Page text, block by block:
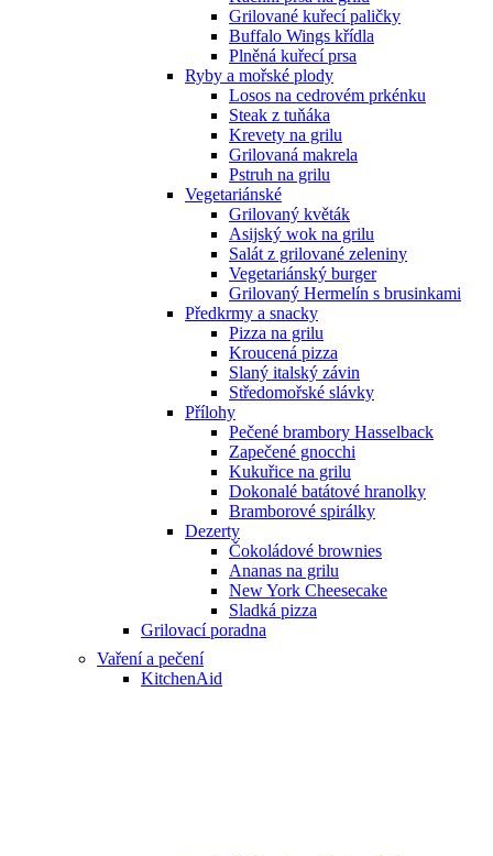
Grilované kuřecí paličky
Buffalo Wings křídla
Plněná kuřecí prsa
Ryby a mořské plody
Losos na cedrovém prkénku
Steak z tuňáka
Krevety na grilu
Grilovaná makrela
Pstruh na grilu
Vegetariánské
Grilovaný květák
Asijský wok na grilu
Salát z grilované zeleniny
Vegetariánský burger
Grilovaný Hermelín s brusinkami
Předkrmy a snacky
Pizza na grilu
Kroucená pizza
Slaný italský závin
Středomořské slávky
Přílohy
Pečené brambory Hasselback
Zapečené gnocchi
Kukuřice na grilu
Dokonalé batátové hranolky
Bramborové spirálky
Dezerty
Čokoládové brownies
Ananas na grilu
New York Cheesecake
Sladká pizza
Grilovací poradna
Vaření a pečení
KitchenAid